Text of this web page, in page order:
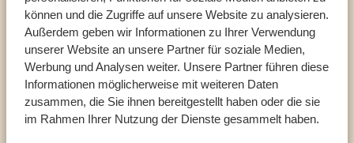
können und die Zugriffe auf unsere Website zu analysieren.
Außerdem geben wir Informationen zu Ihrer Verwendung
unserer Website an unsere Partner für soziale Medien,
Werbung und Analysen weiter. Unsere Partner führen diese
Informationen möglicherweise mit weiteren Daten
zusammen, die Sie ihnen bereitgestellt haben oder die sie
im Rahmen Ihrer Nutzung der Dienste gesammelt haben.
Reiseberater
UNSERE EXPERTEN HELFEN IHNEN GERN
DE:+49 3222 1850 795